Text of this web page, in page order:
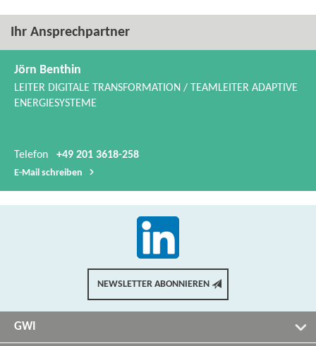
Ihr Ansprechpartner
Jörn Benthin
LEITER DIGITALE TRANSFORMATION / TEAMLEITER ADAPTIVE
ENERGIESYSTEME
Telefon +49 201 3618-258
E-​Mail schreiben
NEWSLETTER ABONNIEREN
GWI